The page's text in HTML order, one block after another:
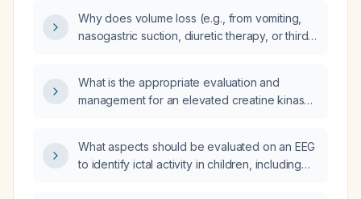
Why does volume loss (e.g., from vomiting,
nasogastric suction, diuretic therapy, or third-
What is the appropriate evaluation and
management for an elevated creatine kinase
What aspects should be evaluated on an EEG
to identify ictal activity in children, including